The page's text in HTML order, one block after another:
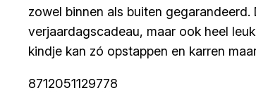
zowel binnen als buiten
verjaardagscadeau, maar ook heel
kindje kan zó opstappen en karren
8712051129778